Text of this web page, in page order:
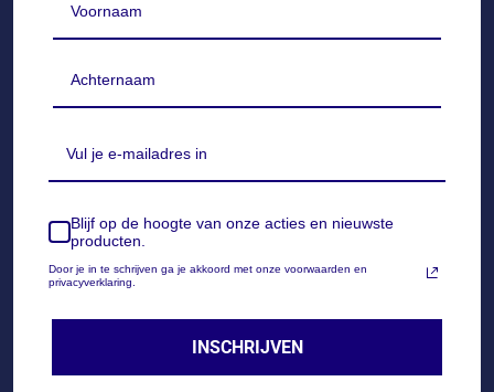
NTIE
Onze epoxy
wordt
met een 9,4
en niet
terug!
TEIT
Onze epoxy
is
ig, UV-
bestendig
niet,
waardoor
projecten
jarenlang
mooi
OUDIG
UIK
mengverho
luchtbelvrije
onze epoxy
ideaal voor
zowel
&
NDELI
oplosmiddel
voor
uik, zonder
dampen.
Blijf op de hoogte van onze acties en nieuwste
producten.
Door je in te schrijven ga je akkoord met onze voorwaarden en
privacyverklaring.
INSCHRIJVEN